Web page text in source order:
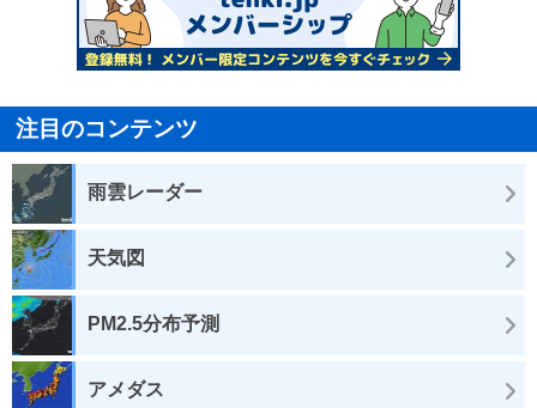
注目のコンテンツ
雨雲レーダー
天気図
PM2.5分布予測
アメダス